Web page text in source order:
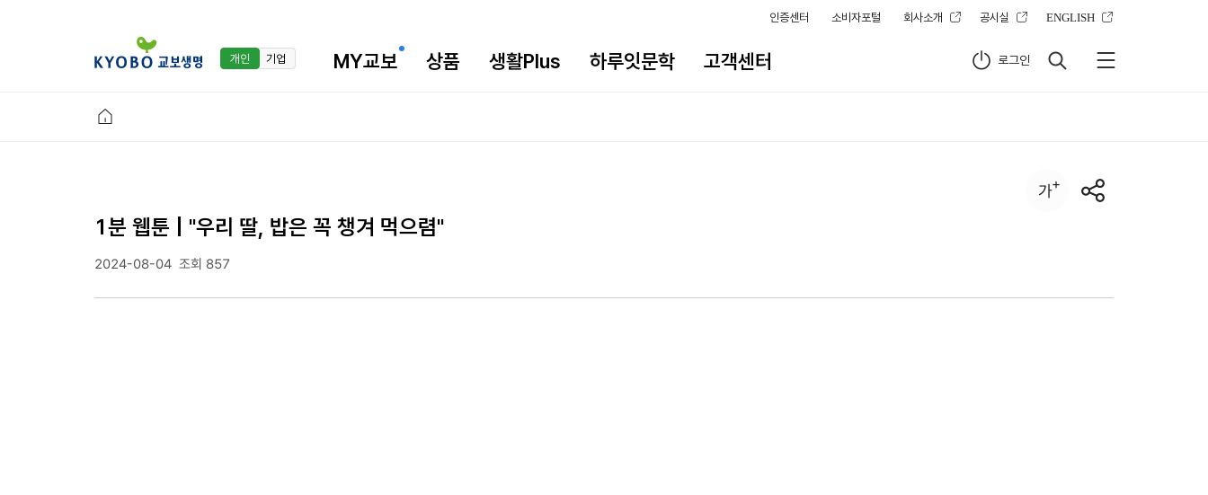
인증센터 소비자포털 회사소개 공시실 ENGLISH
개인 기업 MY교보 상품 생활Plus 하루잇문학 고객센터 로그인
1분 웹툰 | "우리 딸, 밥은 꼭 챙겨 먹으렴"
2024-08-04 조회 857